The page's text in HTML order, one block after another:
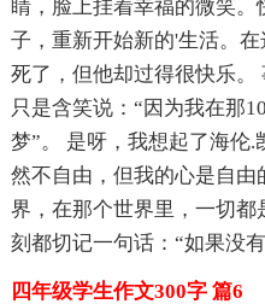
睛，脸上挂着幸福的微笑。
子，重新开始新的'生活。
死了，但他却过得很快乐
只是含笑说：“因为我在那
梦”。 是呀，我想起了海伦.
然不自由，但我的心是自由
界，在那个世界里，一切
刻都切记一句话：“如果没
四年级学生作文300字 篇6